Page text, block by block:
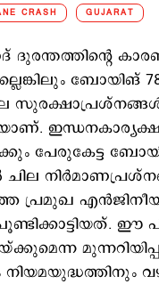
CRASH GUJARAT
ദുരന്തത്തിന്റെ
ബോയിങ്
പേരുകേട്ട
ചില
പ്രമുഖ
ഈ